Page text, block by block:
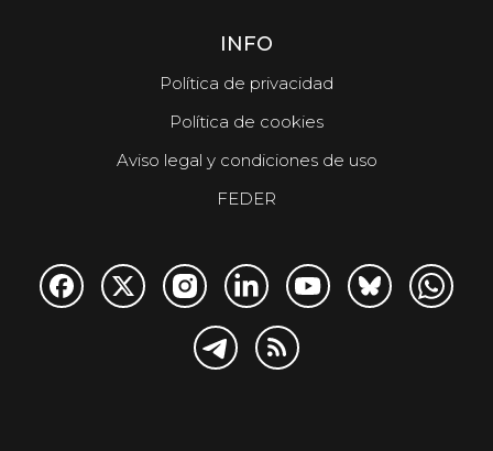
INFO
Política de privacidad
Política de cookies
Aviso legal y condiciones de uso
FEDER